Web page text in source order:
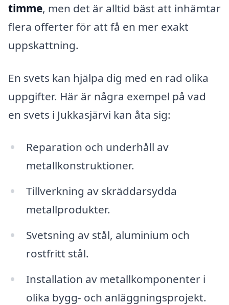
timme, men det är alltid bäst att inhämtar
flera offerter för att få en mer exakt
uppskattning.
En svets kan hjälpa dig med en rad olika
uppgifter. Här är några exempel på vad
en svets i Jukkasjärvi kan åta sig:
Reparation och underhåll av
metallkonstruktioner.
Tillverkning av skräddarsydda
metallprodukter.
Svetsning av stål, aluminium och
rostfritt stål.
Installation av metallkomponenter i
olika bygg- och anläggningsprojekt.